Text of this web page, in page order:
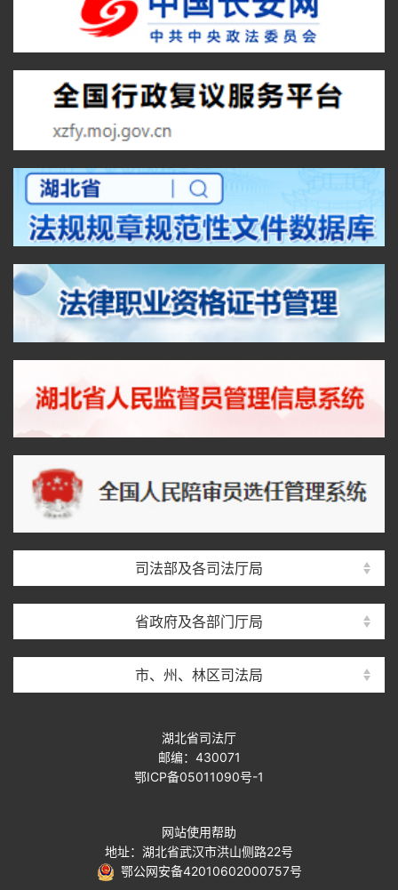
司法部及各司法厅局
省政府及各部门厅局
市、州、林区司法局
湖北省司法厅
邮编：430071
鄂ICP备05011090号-1
网站使用帮助
地址：湖北省武汉市洪山侧路22号
鄂公网安备42010602000757号